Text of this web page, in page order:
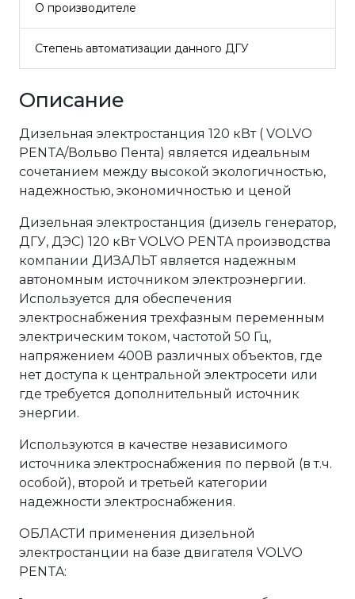
О производителе
Степень автоматизации данного ДГУ
Описание
Дизельная электростанция 120 кВт ( VOLVO
PENTA/Вольво Пента) является идеальным
сочетанием между высокой экологичностью,
надежностью, экономичностью и ценой
Дизельная электростанция (дизель генератор,
ДГУ, ДЭС) 120 кВт VOLVO PENTA производства
компании ДИЗАЛЬТ является надежным
автономным источником электроэнергии.
Используется для обеспечения
электроснабжения трехфазным переменным
электрическим током, частотой 50 Гц,
напряжением 400В различных объектов, где
нет доступа к центральной электросети или
где требуется дополнительный источник
энергии.
Используются в качестве независимого
источника электроснабжения по первой (в т.ч.
особой), второй и третьей категории
надежности электроснабжения.
ОБЛАСТИ применения дизельной
электростанции на базе двигателя VOLVO
PENTA: